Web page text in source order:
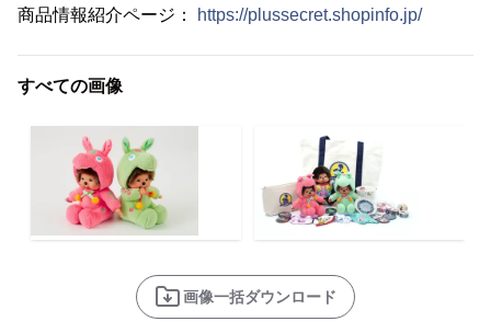
商品情報紹介ページ： https://plussecret.shopinfo.jp/
すべての画像
画像一括ダウンロード